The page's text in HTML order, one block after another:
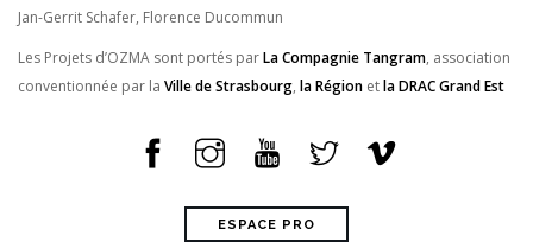
CONTACT
Jan-Gerrit Schafer, Florence Ducommun
Les Projets d’OZMA sont portés parLa Compagnie Tangram, association
conventionnée par la Ville de Strasbourg, la Région etla DRAC Grand Est
ESPACE PRO